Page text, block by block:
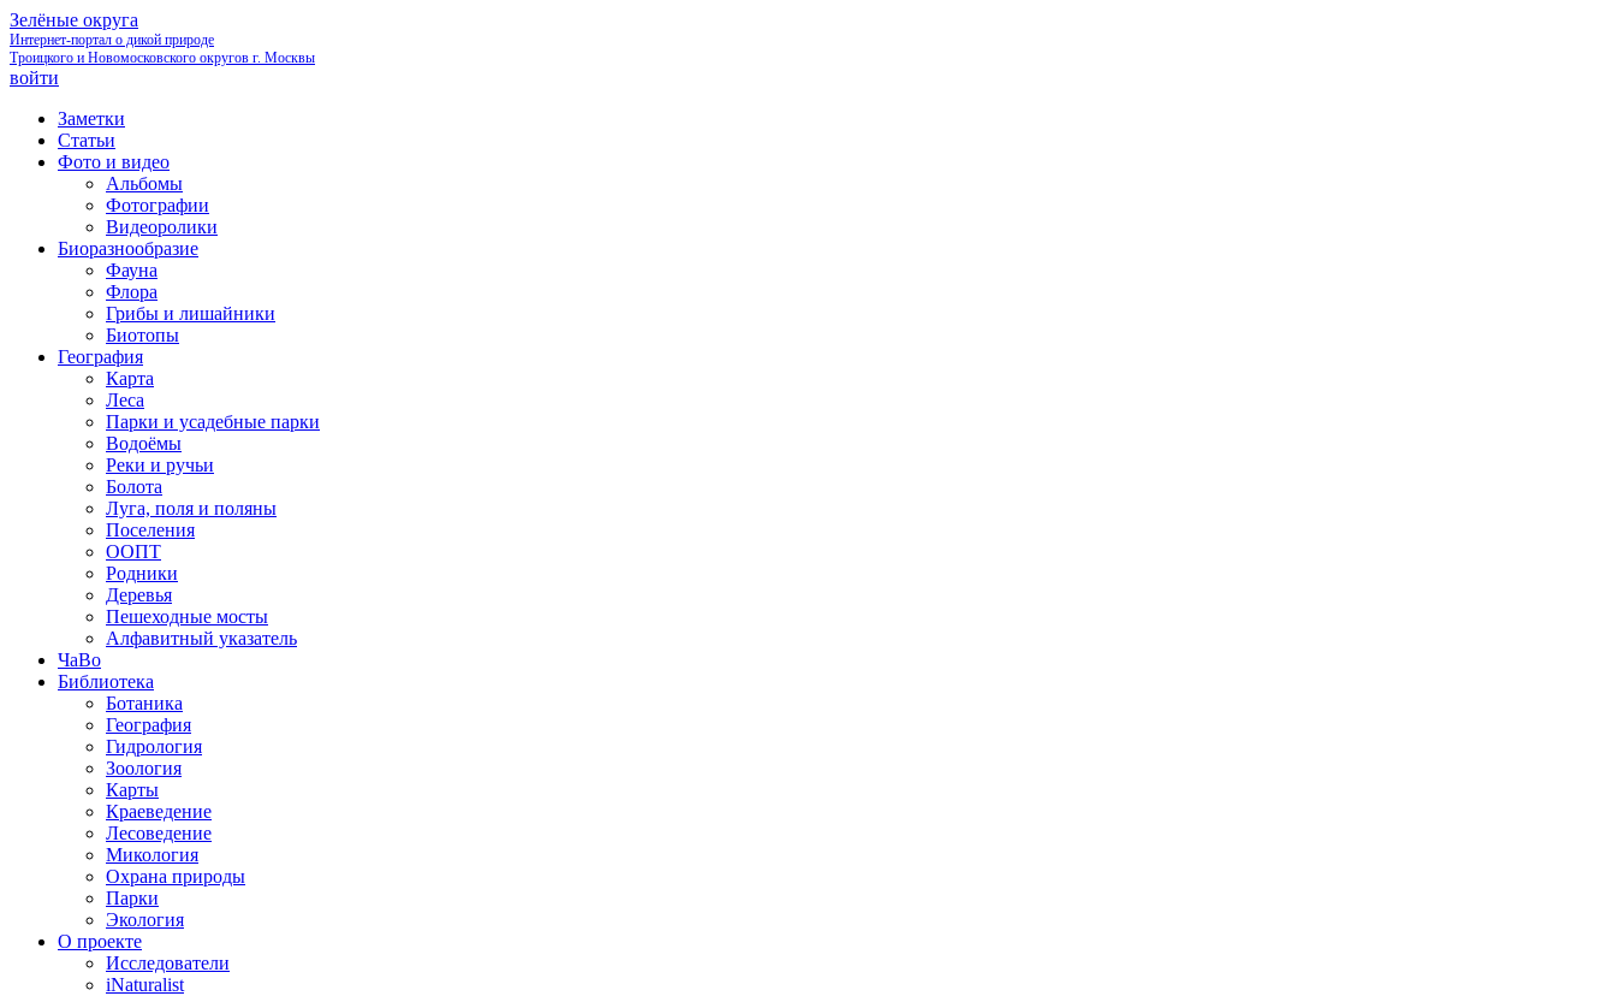
Зелёные округа
Интернет-портал о дикой природе
Троицкого и Новомосковского округов г. Москвы
войти
Заметки
Статьи
Фото и видео
Альбомы
Фотографии
Видеоролики
Биоразнообразие
Фауна
Флора
Грибы и лишайники
Биотопы
География
Карта
Леса
Парки и усадебные парки
Водоёмы
Реки и ручьи
Болота
Луга, поля и поляны
Поселения
ООПТ
Родники
Деревья
Пешеходные мосты
Алфавитный указатель
ЧаВо
Библиотека
Ботаника
География
Гидрология
Зоология
Карты
Краеведение
Лесоведение
Микология
Охрана природы
Парки
Экология
О проекте
Исследователи
iNaturalist